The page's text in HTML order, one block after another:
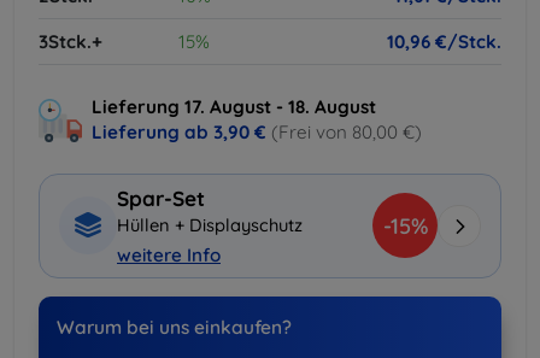
3Stck.+
15% 10,96 €/Stck.
Lieferung 17. August - 18. August
Lieferung ab 3,90 € (Frei von 80,00 €)
Spar-Set
Hüllen + Displayschutz
weitere Info
-15%
Warum bei uns einkaufen?